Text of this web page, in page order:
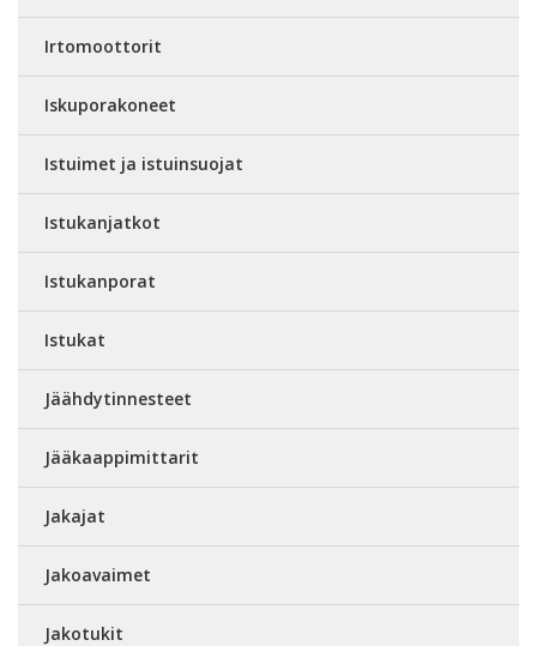
Irtomoottorit
Iskuporakoneet
Istuimet ja istuinsuojat
Istukanjatkot
Istukanporat
Istukat
Jäähdytinnesteet
Jääkaappimittarit
Jakajat
Jakoavaimet
Jakotukit